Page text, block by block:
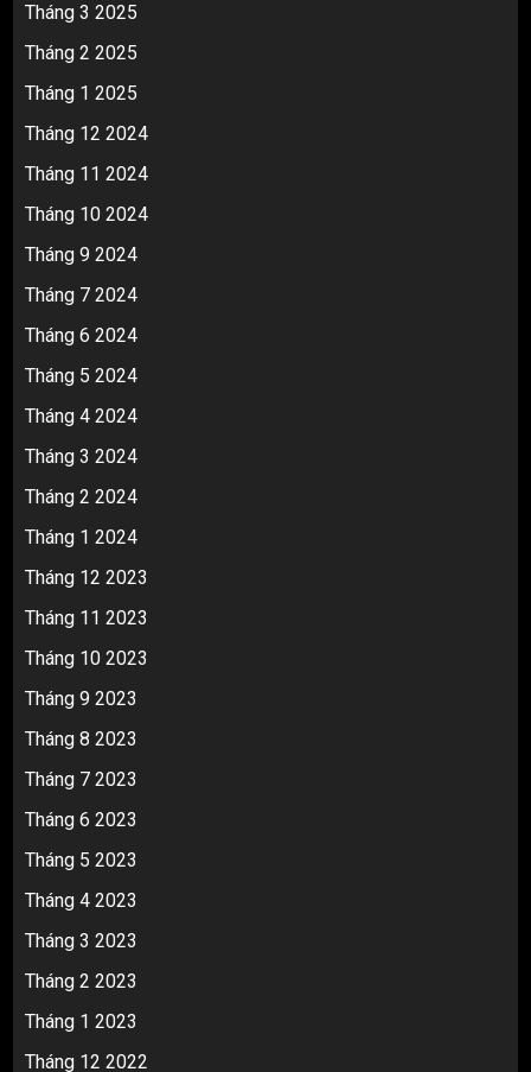
Tháng 3 2025
Tháng 2 2025
Tháng 1 2025
Tháng 12 2024
Tháng 11 2024
Tháng 10 2024
Tháng 9 2024
Tháng 7 2024
Tháng 6 2024
Tháng 5 2024
Tháng 4 2024
Tháng 3 2024
Tháng 2 2024
Tháng 1 2024
Tháng 12 2023
Tháng 11 2023
Tháng 10 2023
Tháng 9 2023
Tháng 8 2023
Tháng 7 2023
Tháng 6 2023
Tháng 5 2023
Tháng 4 2023
Tháng 3 2023
Tháng 2 2023
Tháng 1 2023
Tháng 12 2022